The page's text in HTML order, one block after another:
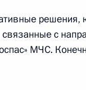
ВКонтакте
Telegram-канал
с
МЧС.